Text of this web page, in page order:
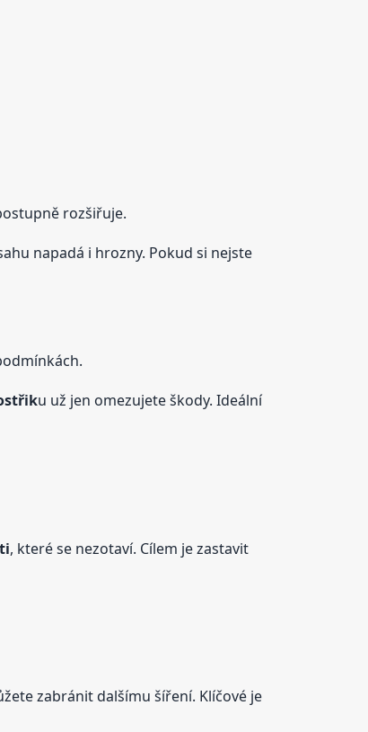
rozšiřuje.
napadá i hrozny. Pokud si nejste
u už jen omezujete škody. Ideální
, které se nezotaví. Cílem je zastavit
zabránit dalšímu šíření. Klíčové je